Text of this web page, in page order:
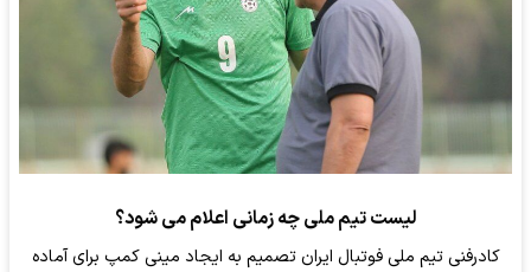
لیست تیم ملی چه زمانی اعلام می شود؟
کادرفنی تیم ملی فوتبال ایران تصمیم به ایجاد مینی کمپ برای آماده